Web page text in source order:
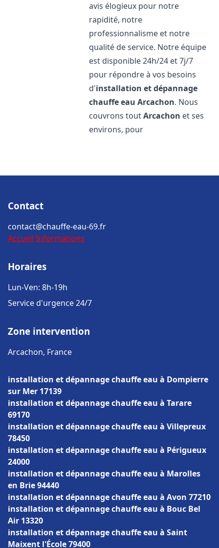
avis élogieux pour notre
rapidité, notre
professionnalisme et notre
qualité de service. Notre équipe
est disponible 24h/24 et 7j/7
pour répondre à vos besoins
d'installation et dépannage
chauffe eau Arcachon. Nous
couvrons toutArcachon et ses
environs, pour
Contact
contact@chauffe-eau-69.fr
Accueil Informations
Horaires
Lun-Ven: 8h-19h
Service d'urgence 24/7
Zone intervention
Arcachon, France
installation et dépannage chauffe eau à Dompierre
sur Mer 17139
installation et dépannage chauffe eau à Tarare
69170
installation et dépannage chauffe eau à Villepreux
78450
installation et dépannage chauffe eau à Périgueux
24000
installation et dépannage chauffe eau à Marolles
en Brie 94440
installation et dépannage chauffe eau à Avon 77210
installation et dépannage chauffe eau à Bouc Bel
Air 13320
installation et dépannage chauffe eau à Saint
Maixent l'École 79400